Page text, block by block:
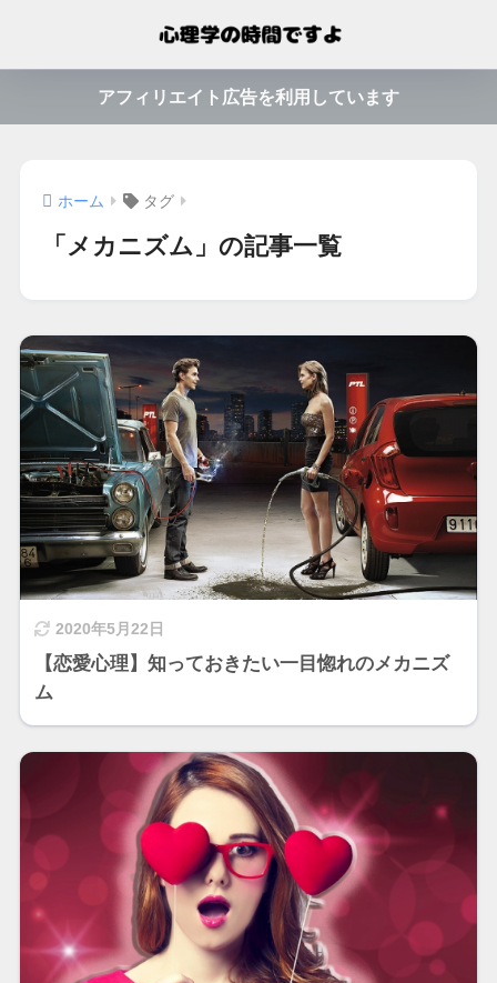
アフィリエイト広告を利用しています
ホーム タグ
「メカニズム」の記事一覧
2020年5月22日
【恋愛心理】知っておきたい一目惚れのメカニズ
ム